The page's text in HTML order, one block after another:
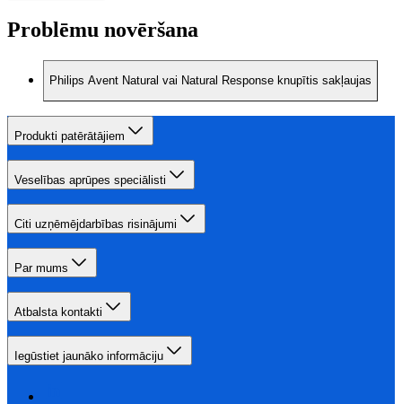
Problēmu novēršana
Philips Avent Natural vai Natural Response knupītis sakļaujas
Produkti patērātājiem
Veselības aprūpes speciālisti
Citi uzņēmējdarbības risinājumi
Par mums
Atbalsta kontakti
Iegūstiet jaunāko informāciju